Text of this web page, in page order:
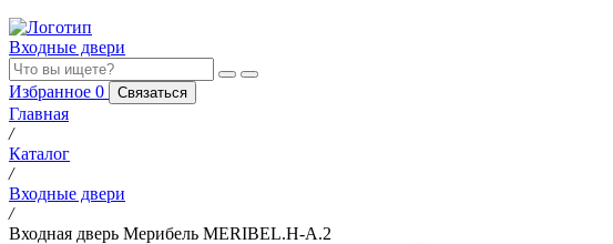
Входные двери
Избранное 0 Связаться
Главная
/
Каталог
/
Входные двери
/
Входная дверь Мерибель MERIBEL.H-A.2